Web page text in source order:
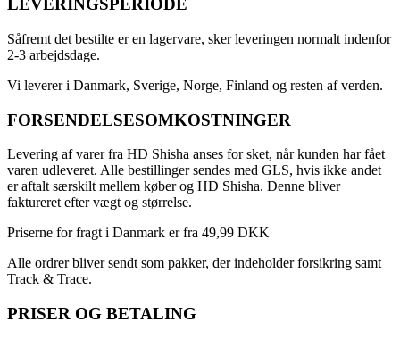
LEVERINGSPERIODE
Såfremt det bestilte er en lagervare, sker leveringen normalt indenfor
2-3 arbejdsdage.
Vi leverer i Danmark, Sverige, Norge, Finland og resten af verden.
FORSENDELSESOMKOSTNINGER
Levering af varer fra HD Shisha anses for sket, når kunden har fået
varen udleveret. Alle bestillinger sendes med GLS, hvis ikke andet
er aftalt særskilt mellem køber og HD Shisha. Denne bliver
faktureret efter vægt og størrelse.
Priserne for fragt i Danmark er fra 49,99 DKK
Alle ordrer bliver sendt som pakker, der indeholder forsikring samt
Track & Trace.
PRISER OG BETALING